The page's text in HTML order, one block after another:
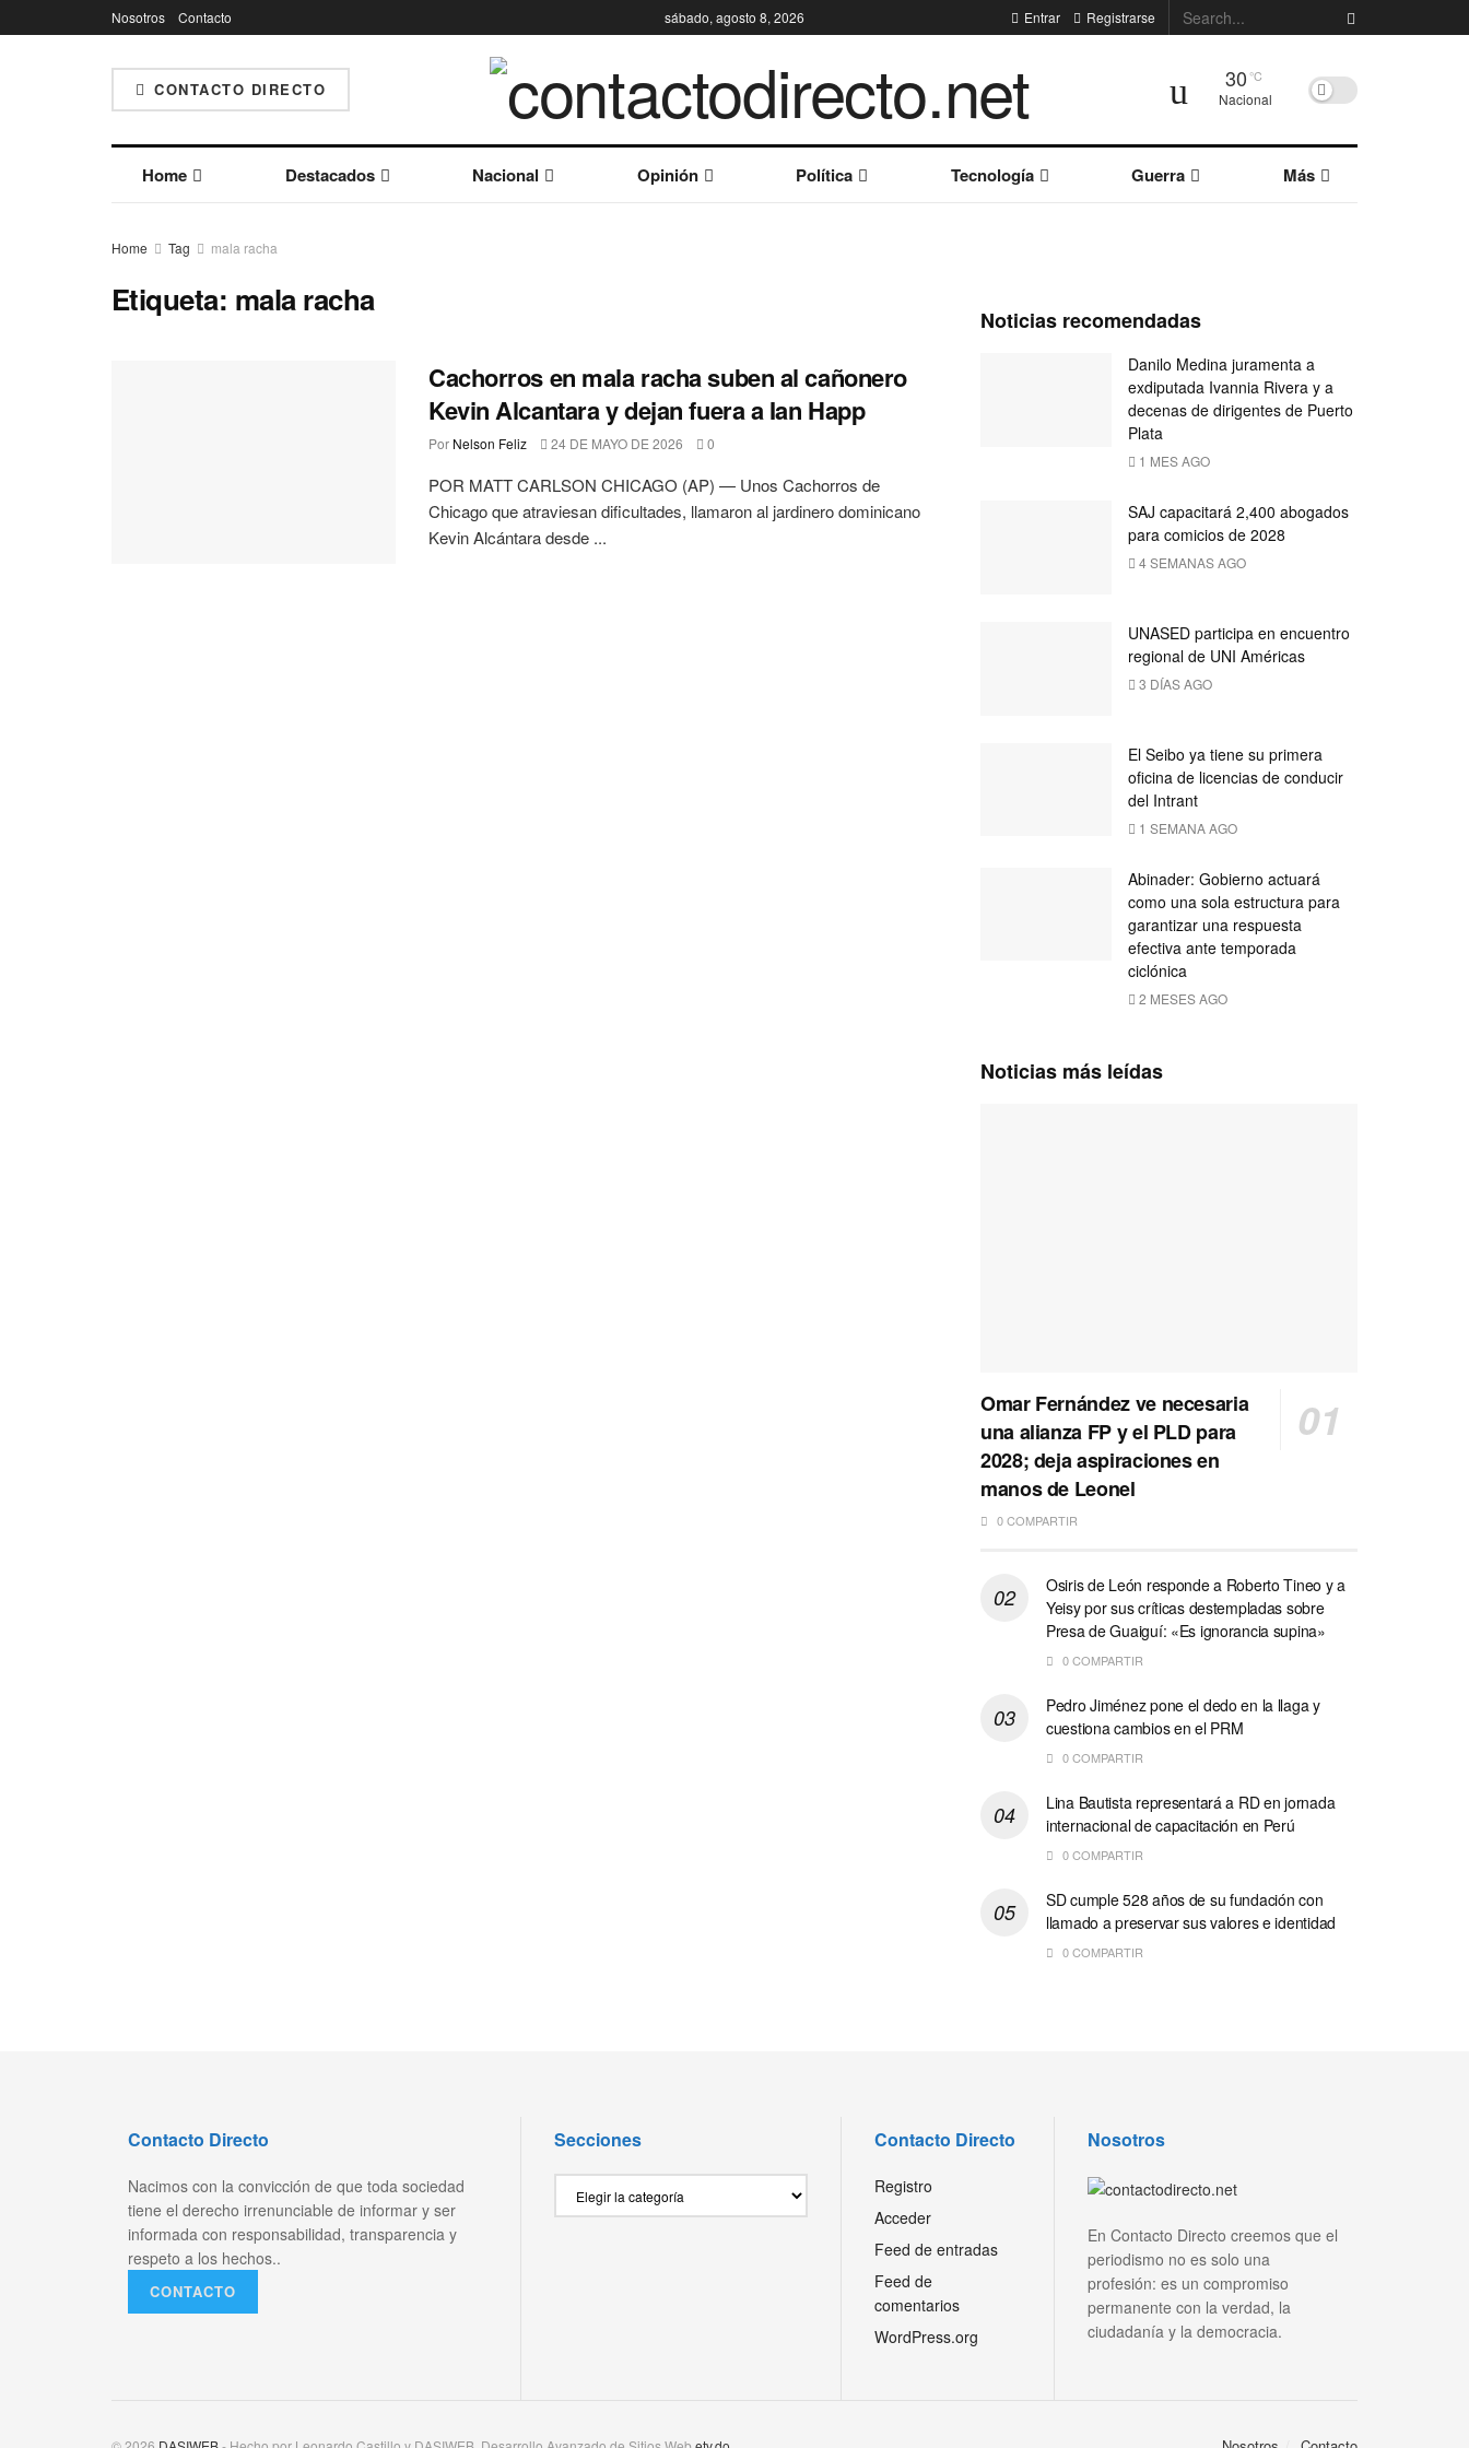
Nosotros Contacto sábado, agosto 8, 2026 Entrar Registrarse
CONTACTO DIRECTO 30 °C
Nacional
Home Destacados Nacional Opinión Política Tecnología Guerra Más
Home Tag mala racha
Etiqueta: mala racha
Cachorros en mala racha suben al cañonero
Kevin Alcantara y dejan fuera a Ian Happ
Por Nelson Feliz 24 DE MAYO DE 2026 0
POR MATT CARLSON CHICAGO (AP) — Unos Cachorros de
Chicago que atraviesan dificultades, llamaron al jardinero dominicano
Kevin Alcántara desde ...
Noticias recomendadas
Danilo Medina juramenta a
exdiputada Ivannia Rivera y a
decenas de dirigentes de Puerto
Plata
1 MES AGO
SAJ capacitará 2,400 abogados
para comicios de 2028
4 SEMANAS AGO
UNASED participa en encuentro
regional de UNI Américas
3 DÍAS AGO
El Seibo ya tiene su primera
oficina de licencias de conducir
del Intrant
1 SEMANA AGO
Abinader: Gobierno actuará
como una sola estructura para
garantizar una respuesta
efectiva ante temporada
ciclónica
2 MESES AGO
Noticias más leídas
Omar Fernández ve necesaria
una alianza FP y el PLD para
2028; deja aspiraciones en
manos de Leonel
0 COMPARTIR
Osiris de León responde a Roberto Tineo y a
Yeisy por sus críticas destempladas sobre
Presa de Guaiguí: «Es ignorancia supina»
0 COMPARTIR
Pedro Jiménez pone el dedo en la llaga y
cuestiona cambios en el PRM
0 COMPARTIR
Lina Bautista representará a RD en jornada
internacional de capacitación en Perú
0 COMPARTIR
SD cumple 528 años de su fundación con
llamado a preservar sus valores e identidad
0 COMPARTIR
Contacto Directo
Nacimos con la convicción de que toda sociedad
tiene el derecho irrenunciable de informar y ser
informada con responsabilidad, transparencia y
respeto a los hechos..
CONTACTO
Secciones Contacto Directo
Registro
Acceder
Feed de entradas
Feed de
comentarios
WordPress.org
Nosotros
En Contacto Directo creemos que el
periodismo no es solo una
profesión: es un compromiso
permanente con la verdad, la
ciudadanía y la democracia.